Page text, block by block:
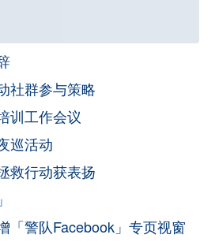
社群参与策略
训工作会议
巡活动
救行动获表扬
「警队Facebook」专页视窗